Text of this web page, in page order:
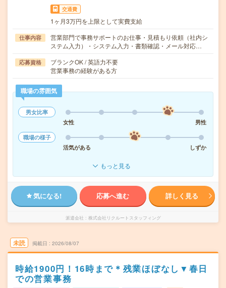
交通費
1ヶ月3万円を上限として実費支給
仕事内容
営業部門で事務サポートのお仕事・見積もり依頼（社内シ
ステム入力）・システム入力・書類確認・メール対応…
応募資格
ブランクOK / 英語力不要
営業事務の経験がある方
職場の雰囲気
男女比率
女性
男性
職場の様子
活気がある
しずか
もっと見る
気になる! 応募へ進む 詳しく見る
派遣会社 株式会社リクルートスタッフィング
未読 掲載日 2026/08/07
時給1900円！16時まで＊残業ほぼなし▼春日
での営業事務